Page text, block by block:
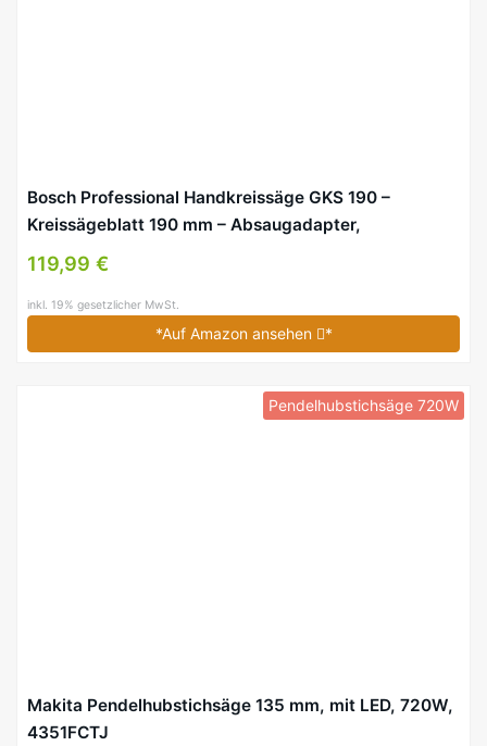
Bosch Professional Handkreissäge GKS 190 –
Kreissägeblatt 190 mm – Absaugadapter,
Parallelanschlag, Schnitttiefe: 70 mm, 1400 Watt
119,99 €
inkl. 19% gesetzlicher MwSt.
*Auf Amazon ansehen *
Pendelhubstichsäge 720W
Makita Pendelhubstichsäge 135 mm, mit LED, 720W,
4351FCTJ